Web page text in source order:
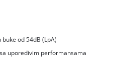
od 54dB (LpA)
uporedivim performansama